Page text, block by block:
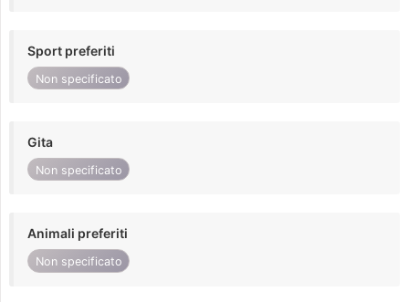
Sport preferiti
Non specificato
Gita
Non specificato
Animali preferiti
Non specificato